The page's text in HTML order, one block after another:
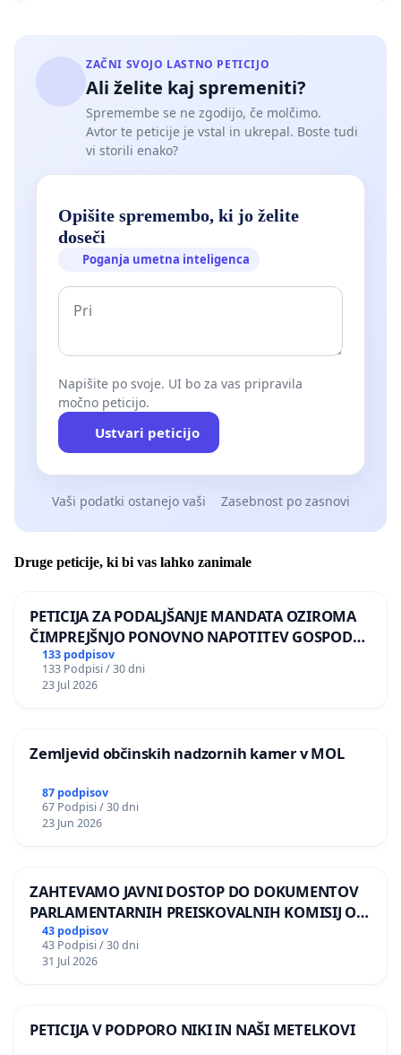
ZAČNI SVOJO LASTNO PETICIJO
Ali želite kaj spremeniti?
Spremembe se ne zgodijo, če molčimo.
Avtor te peticije je vstal in ukrepal. Boste tudi
vi storili enako?
Opišite spremembo, ki jo želite
doseči
Poganja umetna inteligenca
Napišite po svoje. UI bo za vas pripravila
močno peticijo.
Ustvari peticijo
Vaši podatki ostanejo vaši Zasebnost po zasnovi
Druge peticije, ki bi vas lahko zanimale
PETICIJA ZA PODALJŠANJE MANDATA OZIROMA
ČIMPREJŠNJO PONOVNO NAPOTITEV GOSPODA
BERNARDA ŠRAJNERJA NA VELEPOSLANIŠTVO
REPUBLIKE SLOVENIJE V MOSKVI
133 podpisov
133 Podpisi / 30 dni
23 Jul 2026
Zemljevid občinskih nadzornih kamer v MOL
87 podpisov
67 Podpisi / 30 dni
23 Jun 2026
ZAHTEVAMO JAVNI DOSTOP DO DOKUMENTOV
PARLAMENTARNIH PREISKOVALNIH KOMISIJ O
ILEGALNI TRGOVINI Z OROŽJEM
43 podpisov
43 Podpisi / 30 dni
31 Jul 2026
PETICIJA V PODPORO NIKI IN NAŠI METELKOVI